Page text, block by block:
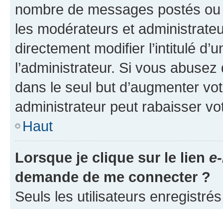
nombre de messages postés
les modérateurs et
directement modifier l’intitulé
l’administrateur. Si vous
dans le seul but d’augmenter
administrateur peut rabaisser
Haut
Lorsque je clique sur le lien
demande de me connecter ?
Seuls les utilisateurs